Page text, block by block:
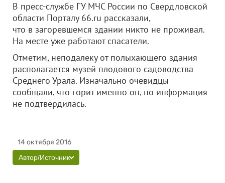
В пресс-службе ГУ МЧС России по Свердловской
области Порталу 66.ru рассказали,
что в загоревшемся здании никто не проживал.
На месте уже работают спасатели.
Отметим, неподалеку от полыхающего здания
располагается музей плодового садоводства
Среднего Урала. Изначально очевидцы
сообщали, что горит именно он, но информация
не подтвердилась.
14 октября 2016
Автор/Источник